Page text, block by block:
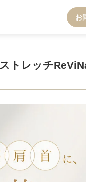
トレッチ
お